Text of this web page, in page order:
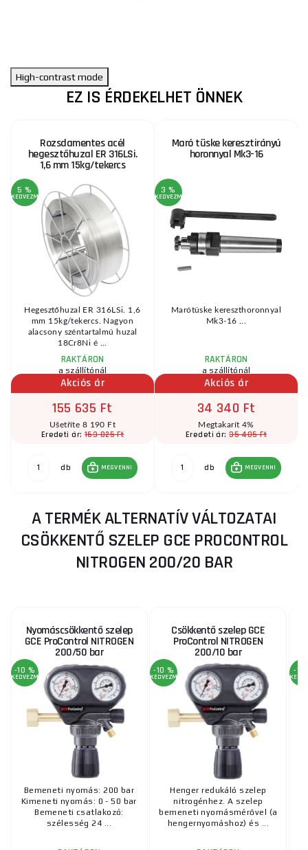
High-contrast mode
EZ IS ÉRDEKELHET ÖNNEK
Rozsdamentes acél
hegesztőhuzal ER 316LSi.
1,6 mm 15kg/tekercs
5 %
KEDVEZMÉNY
Hegesztőhuzal ER 316LSi. 1,6
mm 15kg/tekercs. Nagyon
alacsony széntartalmú huzal
18Cr8Ni é ...
RAKTÁRON
a szállítónál
Akciós ár
155 635 Ft
Ušetříte 8 190 Ft
Eredeti ár: 163 825 Ft
db MEGVENNI
Maró tüske keresztirányú
horonnyal Mk3-16
3 %
KEDVEZMÉNY
Marótüske kereszthoronnyal
Mk3-16 ...
RAKTÁRON
a szállítónál
Akciós ár
34 340 Ft
Megtakarít 4%
Eredeti ár:35 405 Ft
db MEGVENNI
A TERMÉK ALTERNATÍV VÁLTOZATAI
CSÖKKENTŐ SZELEP GCE PROCONTROL
NITROGEN 200/20 BAR
Nyomáscsökkentő szelep
GCE ProControl NITROGEN
200/50 bar
-10 %
KEDVEZMÉNY
Bemeneti nyomás: 200 bar
Kimeneti nyomás: 0 - 50 bar
Bemeneti csatlakozó:
szélesség 24 ...
Csökkentő szelep GCE
ProControl NITROGEN
200/10 bar
-10 %
KEDVEZMÉNY
Henger redukáló szelep
nitrogénhez. A szelep
bemeneti nyomásmérővel (a
hengernyomáshoz) és ...
-11